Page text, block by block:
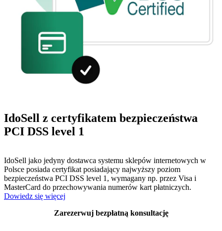
IdoSell z certyfikatem bezpieczeństwa
PCI DSS level 1
IdoSell jako jedyny dostawca systemu sklepów internetowych w
Polsce posiada certyfikat posiadający najwyższy poziom
bezpieczeństwa PCI DSS level 1, wymagany np. przez Visa i
MasterCard do przechowywania numerów kart płatniczych.
Dowiedz się więcej
Zarezerwuj bezpłatną konsultację